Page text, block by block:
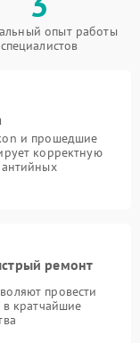
опыт работы
специалистов
и прошедшие
корректную
ремонт
провести
в кратчайшие